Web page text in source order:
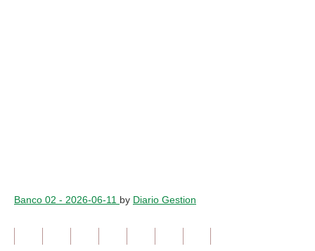
Banco 02 - 2026-06-11 by Diario Gestion